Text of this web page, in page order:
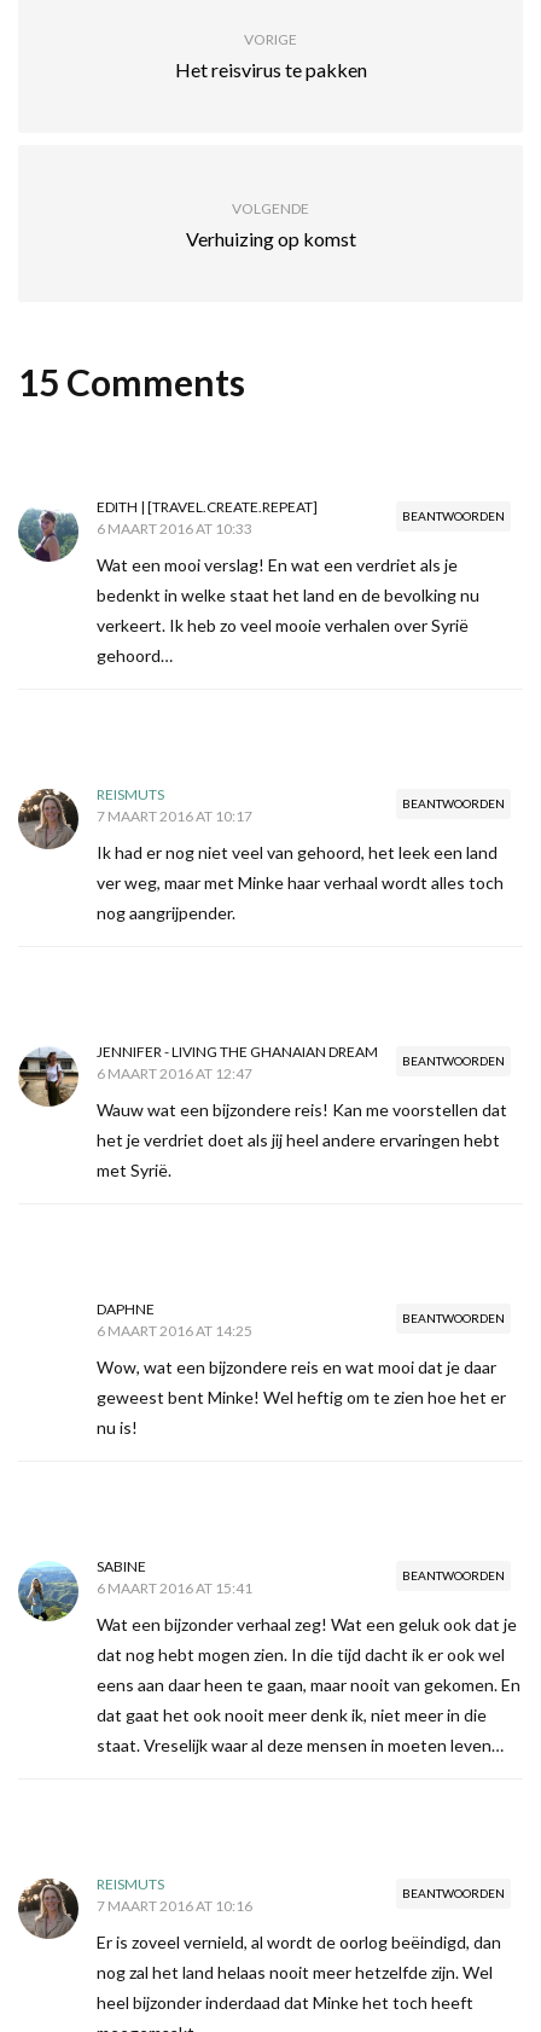
VORIGE
Het reisvirus te pakken
VOLGENDE
Verhuizing op komst
15 Comments
BEANTWOORDEN
EDITH | [TRAVEL.CREATE.REPEAT]
6 MAART 2016 AT 10:33
Wat een mooi verslag! En wat een verdriet als je
bedenkt in welke staat het land en de bevolking nu
verkeert. Ik heb zo veel mooie verhalen over Syrië
gehoord…
BEANTWOORDEN
REISMUTS
7 MAART 2016 AT 10:17
Ik had er nog niet veel van gehoord, het leek een land
ver weg, maar met Minke haar verhaal wordt alles toch
nog aangrijpender.
BEANTWOORDEN
JENNIFER - LIVING THE GHANAIAN DREAM
6 MAART 2016 AT 12:47
Wauw wat een bijzondere reis! Kan me voorstellen dat
het je verdriet doet als jij heel andere ervaringen hebt
met Syrië.
BEANTWOORDEN
DAPHNE
6 MAART 2016 AT 14:25
Wow, wat een bijzondere reis en wat mooi dat je daar
geweest bent Minke! Wel heftig om te zien hoe het er
nu is!
BEANTWOORDEN
SABINE
6 MAART 2016 AT 15:41
Wat een bijzonder verhaal zeg! Wat een geluk ook dat je
dat nog hebt mogen zien. In die tijd dacht ik er ook wel
eens aan daar heen te gaan, maar nooit van gekomen. En
dat gaat het ook nooit meer denk ik, niet meer in die
staat. Vreselijk waar al deze mensen in moeten leven…
BEANTWOORDEN
REISMUTS
7 MAART 2016 AT 10:16
Er is zoveel vernield, al wordt de oorlog beëindigd, dan
nog zal het land helaas nooit meer hetzelfde zijn. Wel
heel bijzonder inderdaad dat Minke het toch heeft